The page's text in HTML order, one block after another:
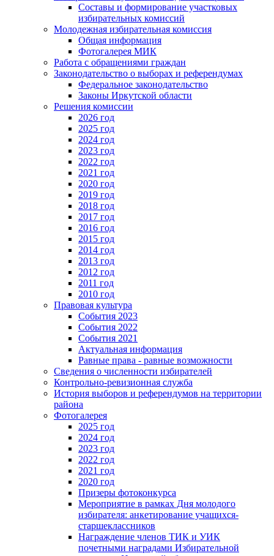
Составы и формирование участковых
избирательных комиссий
Молодежная избирательная комиссия
Общая информация
Фотогалерея МИК
Работа с обращениями граждан
Законодательство о выборах и референдумах
Федеральное законодательство
Законы Иркутской области
Решения комиссии
2026 год
2025 год
2024 год
2023 год
2022 год
2021 год
2020 год
2019 год
2018 год
2017 год
2016 год
2015 год
2014 год
2013 год
2012 год
2011 год
2010 год
Правовая культура
События 2023
События 2022
События 2021
Актуальная информация
Равные права - равные возможности
Сведения о численности избирателей
Контрольно-ревизионная служба
История выборов и референдумов на территории
района
Фотогалерея
2025 год
2024 год
2023 год
2022 год
2021 год
2020 год
Призеры фотоконкурса
Мероприятие в рамках Дня молодого
избирателя: анкетирование учащихся-
старшеклассников
Награждение членов ТИК и УИК
почетными наградами Избирательной